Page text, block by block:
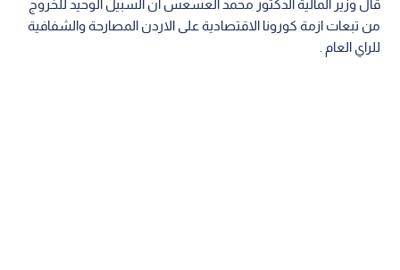
قال وزير المالية الدكتور محمد العسعس ان السبيل الوحيد للخروج
من تبعات ازمة كورونا الاقتصادية على الاردن المصارحة والشفافية
للراي العام .